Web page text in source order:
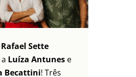
Rafael Sette
Luíza Antunes e
Becattini! Três